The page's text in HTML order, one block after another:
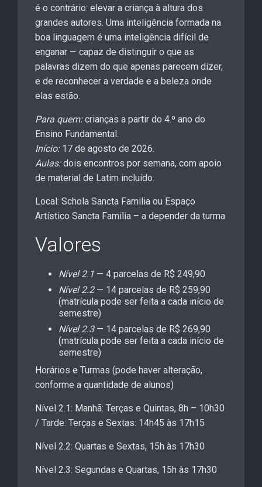
é o contrário: elevar a criança à altura dos
grandes autores. Uma inteligência formada na
boa linguagem é uma inteligência difícil de
enganar — capaz de distinguir o que as
palavras dizem do que apenas parecem dizer,
e de reconhecer a verdade e a beleza onde
elas estão.
Para quem:crianças a partir do 4.º ano do
Ensino Fundamental.
Início:17 de agosto de 2026.
Aulas:dois encontros por semana, com apoio
de material de Latim incluído.
Local: Schola Sancta Familia ou Espaço
Artístico Sancta Familia – a depender da turma
Valores
Nível 2.1 — 4 parcelas de R$ 249,90
Nível 2.2— 14 parcelas de R$ 259,90
(matrícula pode ser feita a cada início de
semestre)
Nível 2.3— 14 parcelas de R$ 269,90
(matrícula pode ser feita a cada início de
semestre)
Horários e Turmas (pode haver alteração,
conforme a quantidade de alunos)
Nível 2.1: Manhã: Terças e Quintas, 8h – 10h30
/ Tarde: Terças e Sextas: 14h45 às 17h15
Nível 2.2: Quartas e Sextas, 15h às 17h30
Nível 2.3: Segundas e Quartas, 15h às 17h30